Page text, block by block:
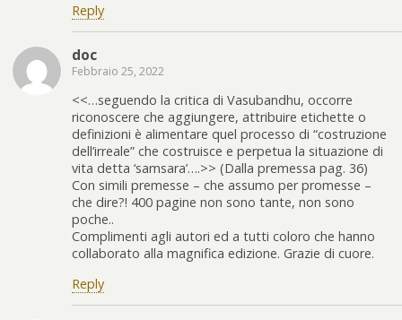
Reply
doc
Febbraio 25, 2022
<<…seguendo la critica di Vasubandhu, occorre
riconoscere che aggiungere, attribuire etichette o
definizioni è alimentare quel processo di “costruzione
dell’irreale” che costruisce e perpetua la situazione di
vita detta ‘samsara’….>> (Dalla premessa pag. 36)
Con simili premesse – che assumo per promesse –
che dire?! 400 pagine non sono tante, non sono
poche..
Complimenti agli autori ed a tutti coloro che hanno
collaborato alla magnifica edizione. Grazie di cuore.
Reply